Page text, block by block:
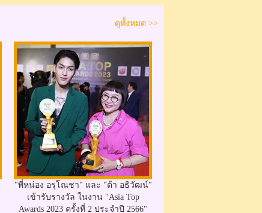
ดูทั้งหมด >>
"พี่หน่อง อรุโณชา" และ "ต้า อธิวัฒน์"
เข้ารับรางวัล ในงาน "Asia Top
Awards 2023 ครั้งที่ 2 ประจำปี 2566"